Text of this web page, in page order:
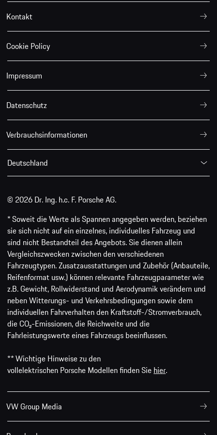
Kontakt
Cookie Policy
Impressum
Datenschutz
Verbrauchsinformationen
Deutschland
© 2026 Dr. Ing. h.c. F. Porsche AG.
* Soweit die Werte als Spannen angegeben werden, beziehen
sie sich nicht auf ein einzelnes, individuelles Fahrzeug und
sind nicht Bestandteil des Angebots. Sie dienen allein
Vergleichszwecken zwischen den verschiedenen
Fahrzeugtypen. Zusatzausstattungen und Zubehör (Anbauteile,
Reifenformat usw.) können relevante Fahrzeugparameter wie
z.B. Gewicht, Rollwiderstand und Aerodynamik verändern und
neben Witterungs- und Verkehrsbedingungen sowie dem
individuellen Fahrverhalten den Kraftstoff-/Stromverbrauch,
die CO₂-Emissionen, die Reichweite und die
Fahrleistungswerte eines Fahrzeugs beeinflussen.
** Wichtige Hinweise zu den
vollelektrischen Porsche Modellen finden Sie hier.
VW Group Media